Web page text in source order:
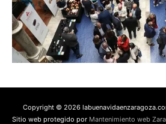
Copyright © 2026
Sitio web protegido por Mantenimiento web